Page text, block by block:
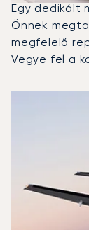
Egy dedikált
Önnek
megfelelő
Vegye fel a